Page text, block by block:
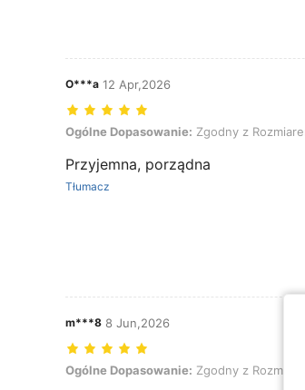
O***a 12 Apr,2026
Ogólne Dopasowanie: Zgodny z Rozmiarem,
Ogólne Dopasowanie: Zgodny z
Przyjemna, porządna
Tłumacz
m***8 8 Jun,2026
Ogólne Dopasowanie: Zgodny z Rozmiarem,
Ogólne Dopasowanie: Zgodny z